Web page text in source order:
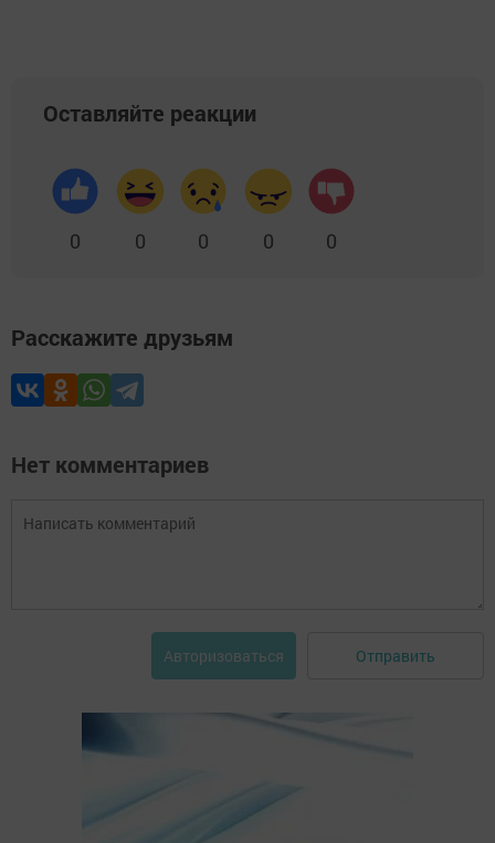
Оставляйте реакции
0 0 0 0 0
Расскажите друзьям
Нет комментариев
Авторизоваться Отправить